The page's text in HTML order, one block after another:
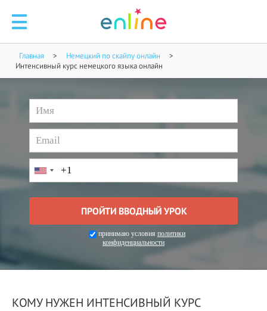
🧑
Главная > Немецкий по скайпу онлайн
>
Интенсивный курс немецкого языка онлайн
принимаю условия политики
конфиденциальности
КОМУ НУЖЕН ИНТЕНСИВНЫЙ КУРС